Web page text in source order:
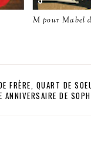
M pour Mabel
FRÈRE, QUART DE
ANNIVERSAIRE DE